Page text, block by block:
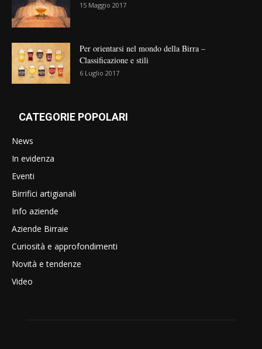
15 Maggio 2017
Per orientarsi nel mondo della Birra –
Classificazione e stili
6 Luglio 2017
CATEGORIE POPOLARI
News
In evidenza
Eventi
Birrifici artigianali
Info aziende
Aziende Birraie
Curiosità e approfondimenti
Novità e tendenze
Video